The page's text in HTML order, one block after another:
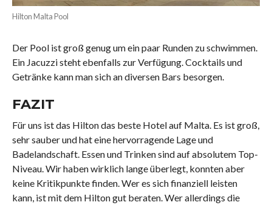
Hilton Malta Pool
Der Pool ist groß genug um ein paar Runden zu schwimmen.
Ein Jacuzzi steht ebenfalls zur Verfügung. Cocktails und
Getränke kann man sich an diversen Bars besorgen.
FAZIT
Für uns ist das Hilton das beste Hotel auf Malta. Es ist groß,
sehr sauber und hat eine hervorragende Lage und
Badelandschaft. Essen und Trinken sind auf absolutem Top-
Niveau. Wir haben wirklich lange überlegt, konnten aber
keine Kritikpunkte finden. Wer es sich finanziell leisten
kann, ist mit dem Hilton gut beraten. Wer allerdings die